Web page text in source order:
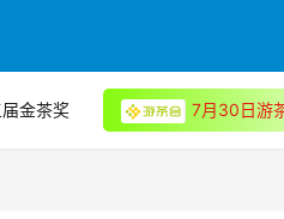
金茶奖 7月30日游